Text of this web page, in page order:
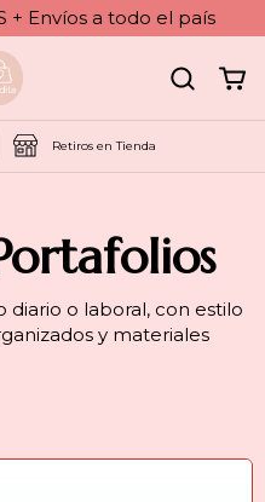
+ Envíos a todo el país
Retiros en Tienda
diario o laboral, con estilo
y materiales